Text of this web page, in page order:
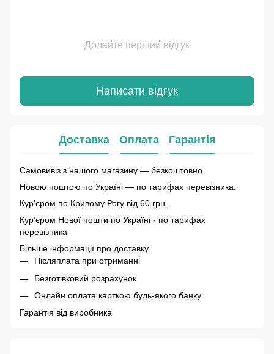
Додайте перший відгук
Написати відгук
Доставка Оплата Гарантія
Самовивіз з нашого магазину — безкоштовно.
Новою поштою по Україні — по тарифах перевізника.
Кур'єром по Кривому Рогу від 60 грн.
Курʼєром Нової пошти по Україні - по тарифах
перевізника
Більше інформації про доставку
Післяплата при отриманні
Безготівковий розрахунок
Онлайн оплата карткою будь-якого банку
Гарантія від виробника